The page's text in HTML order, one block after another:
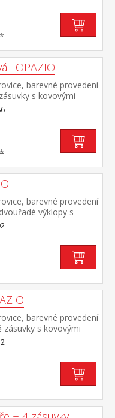
TOPAZIO
barevné provedení
s kovovými
v levé a pravé části 1
tyč, ve střední části 3
dveřích je
součástí dodávky
barevné provedení
výklopy s
barevné provedení
zásuvky s kovovými